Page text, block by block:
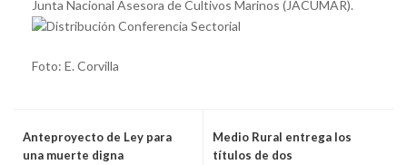
Junta Nacional Asesora de Cultivos Marinos (JACUMAR).
Foto: E. Corvilla
Anteproyecto de Ley para
una muerte digna
Medio Rural entrega los
títulos de dos